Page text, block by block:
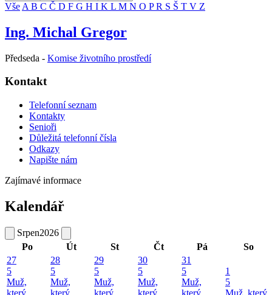
Vše A B C Č D F G H I K L M N O PR S Š T V Z
Ing. Michal Gregor
Předseda - Komise životního prostředí
Kontakt
Telefonní seznam
Kontakty
Senioři
Důležitá telefonní čísla
Odkazy
Napište nám
Zajímavé informace
Kalendář
Srpen2026
Po
Út St Čt Pá
So
27
5
Muž,
který
28
5
Muž,
který
29
5
Muž,
který
30
5
Muž,
který
31
5
Muž,
který
1
5
Muž, který